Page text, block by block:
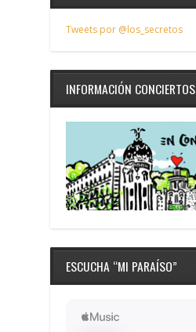
Tweets por @los_secretos
INFORMACIÓN CONCIERTOS
ESCUCHA “MI PARAÍSO”